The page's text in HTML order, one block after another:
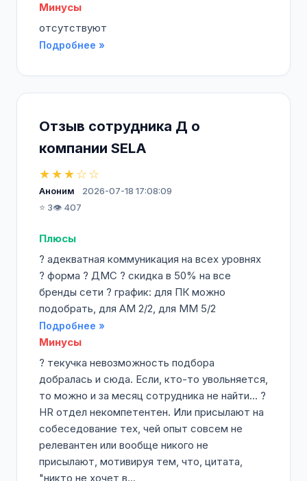
Минусы
отсутствуют
Подробнее »
Отзыв сотрудника Д о
компании SELA
★★★☆☆
Аноним
2026-07-18 17:08:09
⭐ 3👁️ 407
Плюсы
? адекватная коммуникация на всех уровнях
? форма ? ДМС ? скидка в 50% на все
бренды сети ? график: для ПК можно
подобрать, для АМ 2/2, для ММ 5/2
Подробнее »
Минусы
? текучка невозможность подбора
добралась и сюда. Если, кто-то увольняется,
то можно и за месяц сотрудника не найти... ?
НR отдел некомпетентен. Или присылают на
собеседование тех, чей опыт совсем не
релевантен или вообще никого не
присылают, мотивируя тем, что, цитата,
"никто не хочет в...